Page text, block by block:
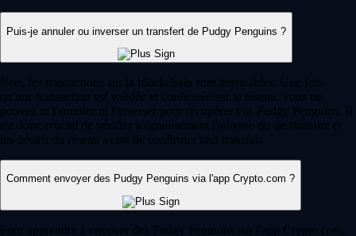
Puis-je annuler ou inverser un transfert de Pudgy Penguins ?
Non, les transactions sur la blockchain sont immuables. Une fois
qu'une transaction est validée et confirmée sur le réseau, vous ne
pouvez ni l'annuler ni l'inverser pour récupérer vos Pudgy Penguins. Il
est donc crucial de vérifier soigneusement l'adresse du destinataire et
les détails du réseau avant de confirmer tout transfert.
Comment envoyer des Pudgy Penguins via l'app Crypto.com ?
Pour apprendre à envoyer des Pudgy Penguins sur l'app Crypto.com,